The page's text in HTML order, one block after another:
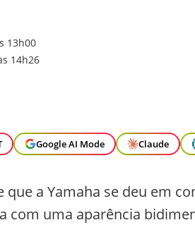
13h00
14h26
Google AI Mode Claude
a Yamaha se deu em
com uma aparência